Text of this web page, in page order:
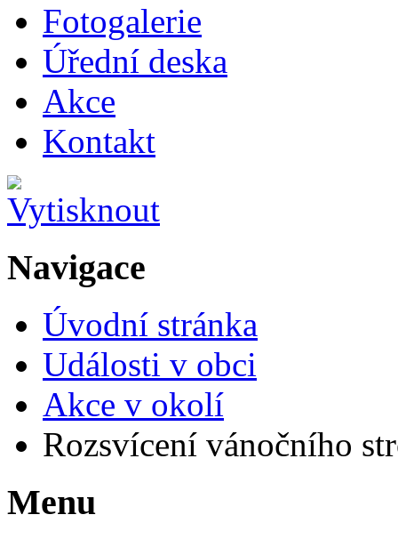
Fotogalerie
Úřední deska
Akce
Kontakt
Navigace
Úvodní stránka
Události v obci
Akce v okolí
Rozsvícení vánočního
Menu